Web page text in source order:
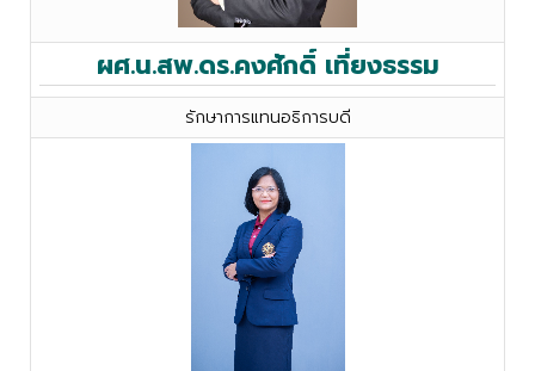
ผศ.น.สพ.ดร.คงศักดิ์ เที่ยงธรรม
รักษาการแทนอธิการบดี